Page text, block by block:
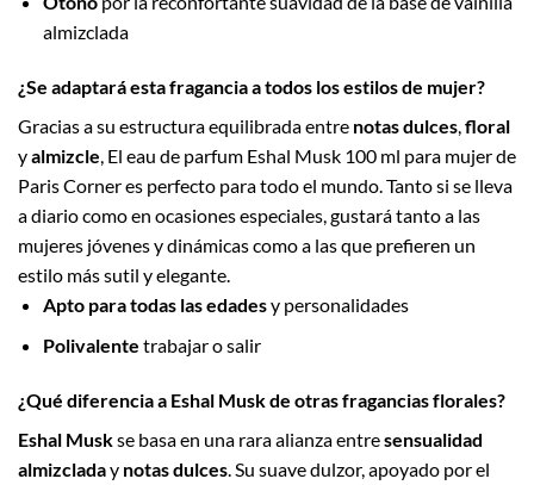
almizclada
¿Se adaptará esta fragancia a todos los estilos de mujer?
Gracias a su estructura equilibrada entre notas dulces floral
yalmizcle , El eau de parfum Eshal Musk 100 ml para mujer de
Paris Corner es perfecto para todo el mundo. Tanto si se lleva
a diario como en ocasiones especiales, gustará tanto a las
mujeres jóvenes y dinámicas como a las que prefieren un
estilo más sutil y elegante.
Apto para todas las edadesy personalidades
Polivalente trabajar o salir
¿Qué diferencia a Eshal Musk de otras fragancias florales?
Eshal Muskse basa en una rara alianza entresensualidad
almizcladay notas dulces. Su suave dulzor, apoyado por el